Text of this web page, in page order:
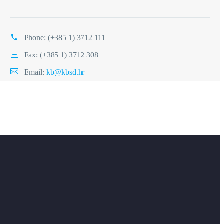
Phone: (+385 1) 3712 111
Fax: (+385 1) 3712 308
Email: kb@kbsd.hr